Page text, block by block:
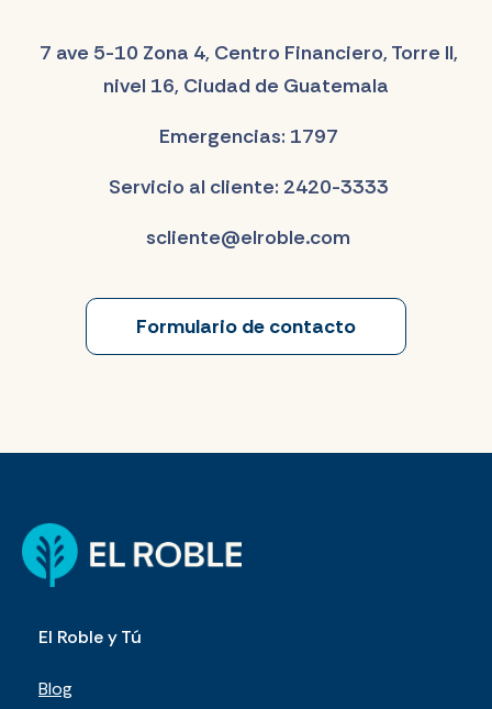
7 ave 5-10 Zona 4, Centro Financiero, Torre II,
nivel 16, Ciudad de Guatemala
Emergencias: 1797
Servicio al cliente: 2420-3333
scliente@elroble.com
Formulario de contacto
El Roble y Tú
Blog